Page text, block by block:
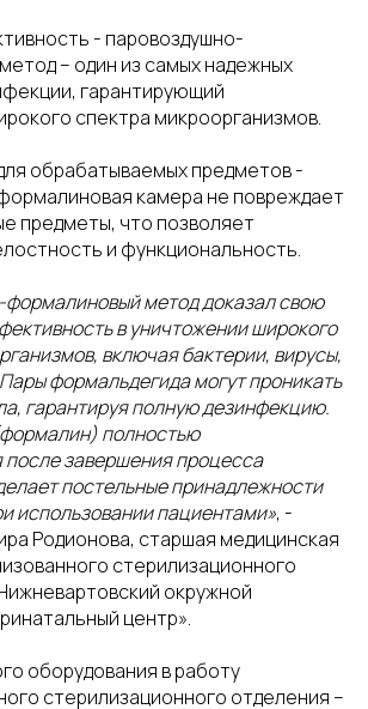
- паровоздушно-
– один из самых надежных
гарантирующий
спектра микроорганизмов.
обрабатываемых предметов -
камера не повреждает
предметы, что позволяет
и функциональность.
метод доказал свою
в уничтожении широкого
включая бактерии, вирусы,
формальдегида могут проникать
гарантируя полную дезинфекцию.
полностью
после завершения процесса
постельные принадлежности
использовании пациентами», -
Родионова, старшая медицинская
стерилизационного
окружной
центр».
оборудования в работу
стерилизационного отделения –